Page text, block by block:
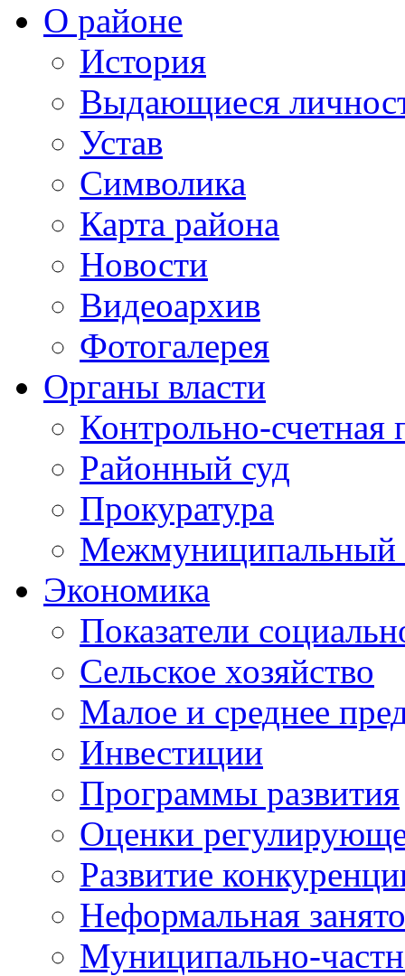
О районе
История
Выдающиеся
Устав
Символика
Карта района
Новости
Видеоархив
Фотогалерея
Органы власти
Контрольно-счетная
Районный суд
Прокуратура
Межмуниципальный
Экономика
Показатели
Сельское хозяйство
Малое и среднее
Инвестиции
Программы развития
Оценки
Развитие
Неформальная
Муниципально-